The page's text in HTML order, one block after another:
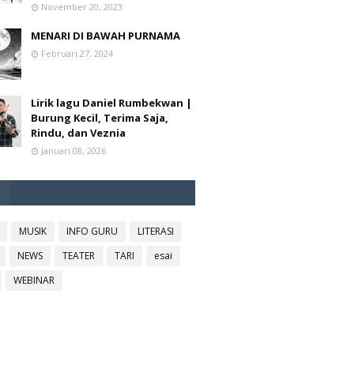
November 20, 2023
MENARI DI BAWAH PURNAMA
Februari 27, 2024
Lirik lagu Daniel Rumbekwan |
Burung Kecil, Terima Saja,
Rindu, dan Veznia
Januari 08, 2026
MUSIK INFO GURU
LITERASI
NEWS TEATER TARI
esai
WEBINAR